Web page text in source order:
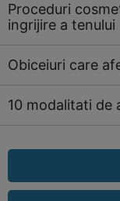
Proceduri
ingrijire a tenului
Obiceiuri care
10 modalitati de